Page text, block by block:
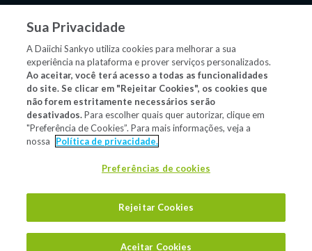
Medpedia
Outros sites
Material/conteúdo destinado exclusivamente a profissionais
de saúde habilitados a prescrever e/ou dispensar
Sua Privacidade
A Daiichi Sankyo utiliza cookies para melhorar a sua
experiência na plataforma e prover serviços personalizados.
Ao aceitar, você terá acesso a todas as funcionalidades
do site. Se clicar em "Rejeitar Cookies", os cookies que
não forem estritamente necessários serão
desativados.Para escolher quais quer autorizar, clique em
"Preferência de Cookies”. Para mais informações, veja a
nossa
Política de privacidade.
Preferências de cookies
Rejeitar Cookies
Aceitar Cookies